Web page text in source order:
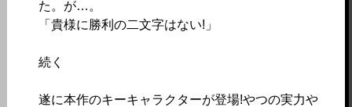
た。が…。
「貴様に勝利の二文字はない!」
続く
遂に本作のキーキャラクターが登場!やつの実力や